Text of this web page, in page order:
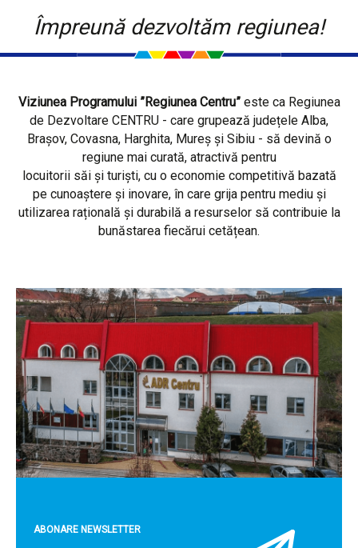
Împreună dezvoltăm regiunea!
Viziunea Programului ”Regiunea Centru”este ca Regiunea
de Dezvoltare CENTRU - care grupează județele Alba,
Brașov, Covasna, Harghita, Mureș și Sibiu - să devină o
regiune mai curată, atractivă pentru
locuitorii săi și turiști, cu o economie competitivă bazată
pe cunoaștere și inovare, în care grija pentru mediu și
utilizarea rațională și durabilă a resurselor să contribuie la
bunăstarea fiecărui cetățean.
ABONARE NEWSLETTER